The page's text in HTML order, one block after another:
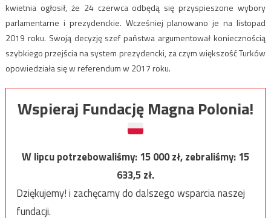
kwietnia ogłosił, że 24 czerwca odbędą się przyspieszone wybory
parlamentarne i prezydenckie. Wcześniej planowano je na listopad
2019 roku. Swoją decyzję szef państwa argumentował koniecznością
szybkiego przejścia na system prezydencki, za czym większość Turków
opowiedziała się w referendum w 2017 roku.
Wspieraj Fundację Magna Polonia!
W lipcu potrzebowaliśmy:15 000zł, zebraliśmy:15
633,5zł.
Dziękujemy! i zachęcamy do dalszego wsparcia naszej
fundacji.